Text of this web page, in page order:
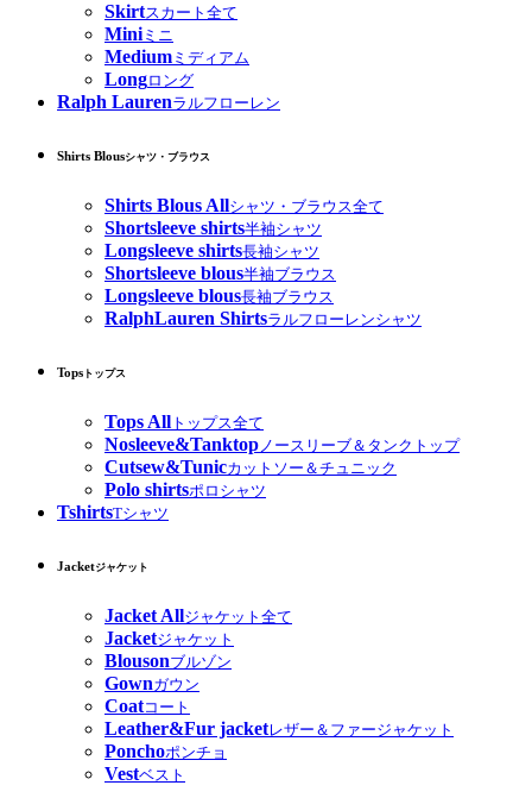
Skirtスカート全て
Miniミニ
Medium ミディアム
Longロング
Ralph Laurenラルフローレン
Shirts Blousシャツ・ブラウス
Shirts Blous Allシャツ・ブラウス全て
Shortsleeve shirts半袖シャツ
Longsleeve shirts長袖シャツ
Shortsleeve blous半袖ブラウス
Longsleeve blous長袖ブラウス
RalphLauren Shirtsラルフローレンシャツ
Tops トップス
Tops All トップス全て
Nosleeve&Tanktopノースリーブ＆タンクトップ
Cutsew&Tunicカットソー＆チュニック
Polo shirtsポロシャツ
TshirtsTシャツ
Jacketジャケット
Jacket Allジャケット全て
Jacketジャケット
Blousonブルゾン
Gownガウン
Coatコート
Leather&Fur jacketレザー＆ファージャケット
Ponchoポンチョ
Vestベスト